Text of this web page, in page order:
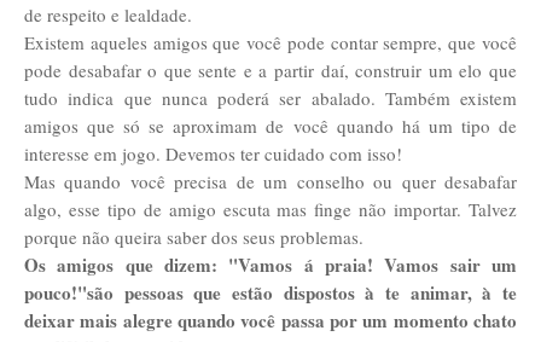
de respeito e lealdade.
Existem aqueles amigos que você pode contar sempre, que você
pode desabafar o que sente e a partir daí, construir um elo que
tudo indica que nunca poderá ser abalado. Também existem
amigos que só se aproximam de você quando há um tipo de
interesse em jogo. Devemos ter cuidado com isso!
Mas quando você precisa de um conselho ou quer desabafar
algo, esse tipo de amigo escuta mas finge não importar. Talvez
porque não queira saber dos seus problemas.
Os amigos que dizem: "Vamos á praia! Vamos sair um
pouco!"são pessoas que estão dispostos à te animar, à te
deixar mais alegre quando você passa por um momento chato